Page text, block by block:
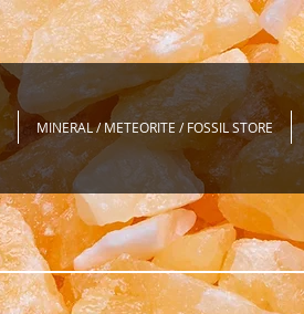
MINERAL / METEORITE / FOSSIL STORE